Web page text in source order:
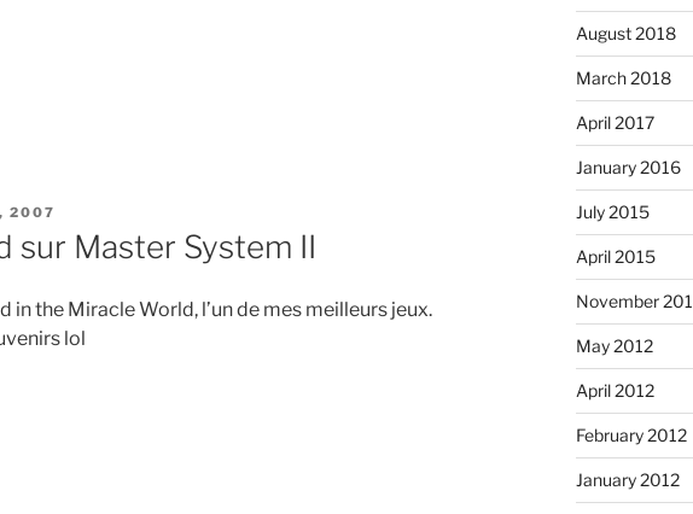
2007
sur Master System II
in the Miracle World, l’un de mes meilleurs jeux.
lol
August 2018
March 2018
April 2017
January 2016
July 2015
April 2015
November
May 2012
April 2012
February 2012
January 2012